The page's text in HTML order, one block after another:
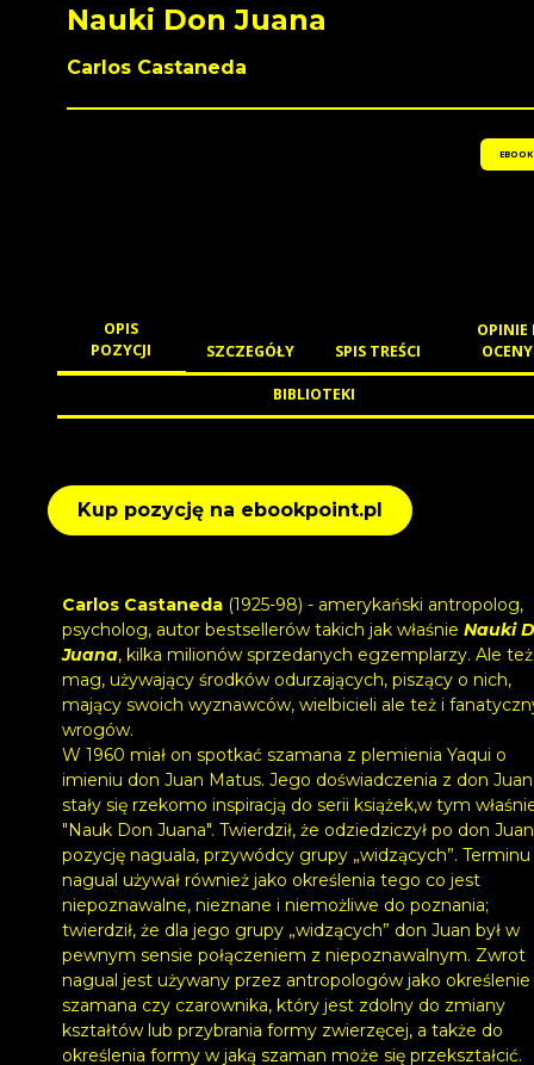
Nauki Don Juana
Carlos Castaneda
EBOOK
OPIS
POZYCJI
SZCZEGÓŁY SPIS TREŚCI
OPINIE
OCENY
BIBLIOTEKI
Kup pozycję na ebookpoint.pl
Carlos Castaneda (1925-98) - amerykański antropolog,
psycholog, autor bestsellerów takich jak właśnie Nauki
Juana, kilka milionów sprzedanych egzemplarzy. Ale też
mag, używający środków odurzających, piszący o nich,
mający swoich wyznawców, wielbicieli ale też i
wrogów.
W 1960 miał on spotkać szamana z plemienia Yaqui o
imieniu don Juan Matus. Jego doświadczenia z don
stały się rzekomo inspiracją do serii książek,w tym
"Nauk Don Juana". Twierdził, że odziedziczył po don
pozycję naguala, przywódcy grupy „widzących”. Terminu
nagual używał również jako określenia tego co jest
niepoznawalne, nieznane i niemożliwe do poznania;
twierdził, że dla jego grupy „widzących” don Juan był w
pewnym sensie połączeniem z niepoznawalnym. Zwrot
nagual jest używany przez antropologów jako określenie
szamana czy czarownika, który jest zdolny do zmiany
kształtów lub przybrania formy zwierzęcej, a także do
określenia formy w jaką szaman może się przekształcić.